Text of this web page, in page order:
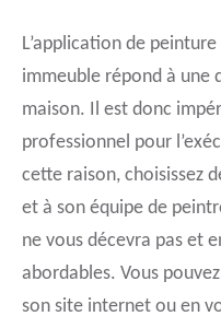
L’application de
immeuble répond à une
maison. Il est donc
professionnel pour
cette raison, choisissez
et à son équipe de
ne vous décevra pas et
abordables. Vous
son site internet ou en